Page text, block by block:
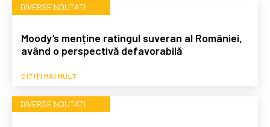
DIVERSE NOUTATI
Moody’s menține ratingul suveran al României,
având o perspectivă defavorabilă
CITIȚI MAI MULT
DIVERSE NOUTATI